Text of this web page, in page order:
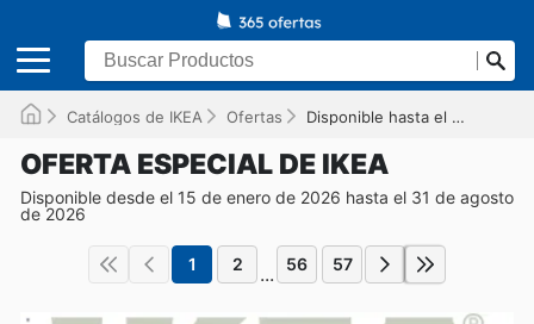
Catálogos de IKEA Ofertas Disponible hasta el 31/08/2026
OFERTA ESPECIAL DE IKEA
Disponible desde el 15 de enero de 2026 hasta el 31 de agosto
de 2026
1 2 ... 56 57